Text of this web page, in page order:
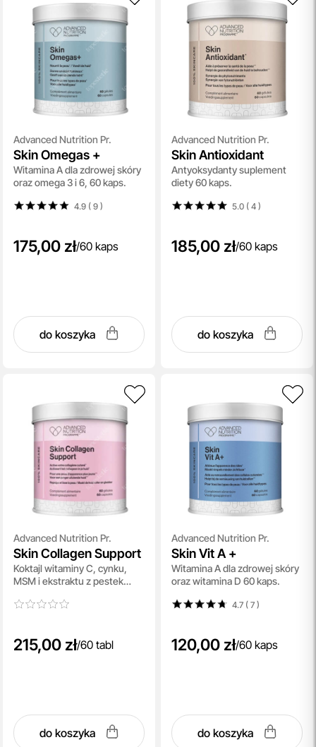
pielęgnacyjnych. To nasz sposób, by umożliwić Ci
odkrywanie nowych produktów i doświadczanie
pielęgnacji w najlepszym wydaniu — świadomie, z troską o
Ciebie i Twoją skórę.
przeczytaj więcej
Darmowa Dostawa i Zwrot
Naszym celem jest zapewnienie błyskawicznej i
efektywnej realizacji zamówień w naszym sklepie. Dzięki
nowoczesnemu magazynowi oraz zaawansowanym
technologicznie systemom IT, zamówienia są zazwyczaj
wysyłane i dostarczane w ciągu zaledwie24 godzinod
momentu złożenia.
przeczytaj więcej
Advanced Nutrition Pr.
Skin Omegas +
Witamina A dla zdrowej skóry
oraz omega 3 i 6, 60 kaps.
4.9 ( 9)
175,00 zł/60 kaps
do koszyka
Advanced Nutrition Pr.
Skin Antioxidant
Antyoksydanty suplement
diety 60 kaps.
5.0 ( 4)
185,00 zł/60 kaps
do koszyka
Advanced Nutrition Pr.
Skin Collagen Support
Koktajl witaminy C, cynku,
MSM i ekstraktu z pestek
215,00 zł/60 tabl
do koszyka
Advanced Nutrition Pr.
Skin Vit A +
Witamina A dla zdrowej skóry
oraz witamina D 60 kaps.
4.7 ( 7)
120,00 zł/60 kaps
do koszyka